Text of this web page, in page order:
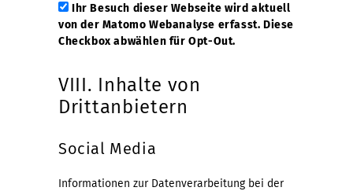
Ihr Besuch dieser Webseite wird aktuell
von der Matomo Webanalyse erfasst. Diese
Checkbox abwählen für Opt-Out.
VIII. Inhalte von
Drittanbietern
Social Media
Informationen zur Datenverarbeitung bei der